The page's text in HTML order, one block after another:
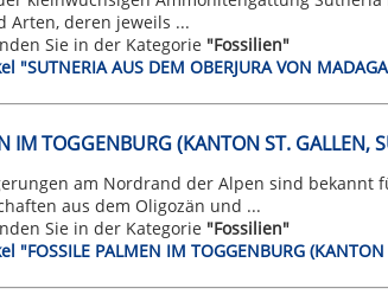
Arten, deren jeweils ...
Sie in der Kategorie "Fossilien"
AUS DEM OBERJURA VON
IM TOGGENBURG (KANTON ST. GALLEN,
am Nordrand der Alpen sind bekannt
aus dem Oligozän und ...
Sie in der Kategorie "Fossilien"
PALMEN IM TOGGENBURG (KANTON